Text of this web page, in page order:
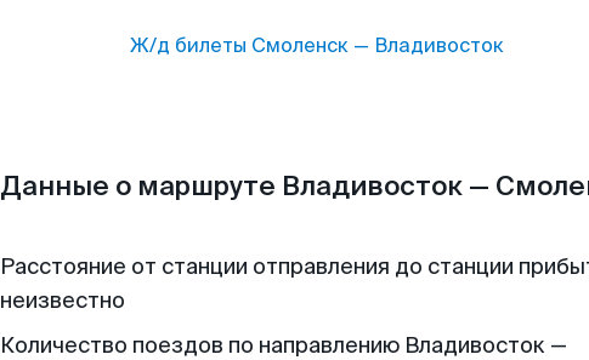
Ж/д билеты Смоленск — Владивосток
Данные о маршруте Владивосток —
Расстояние от станции отправления до станции
неизвестно
Количество поездов по направлению Владивосток —